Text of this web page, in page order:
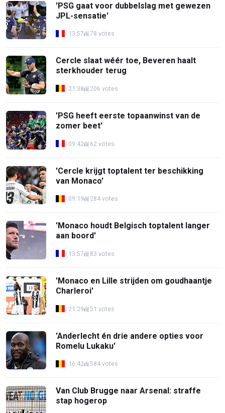
'PSG gaat voor dubbelslag met gewezen
JPL-sensatie'
13:57 78 votes
Cercle slaat wéér toe, Beveren haalt
sterkhouder terug
21:38 206 votes
'PSG heeft eerste topaanwinst van de
zomer beet'
09:42 62 votes
'Cercle krijgt toptalent ter beschikking
van Monaco'
09:19 284 votes
'Monaco houdt Belgisch toptalent langer
aan boord'
13:57 83 votes
'Monaco en Lille strijden om goudhaantje
Charleroi'
21:29 51 votes
'Anderlecht én drie andere opties voor
Romelu Lukaku'
16:42 584 votes
Van Club Brugge naar Arsenal: straffe
stap hogerop